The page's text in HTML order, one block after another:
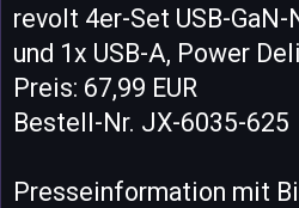
revolt 4er-Set USB-
und 1x USB-A, Power
Preis: 67,99 EUR
Bestell-Nr. JX-6035-625
Presseinformation mit